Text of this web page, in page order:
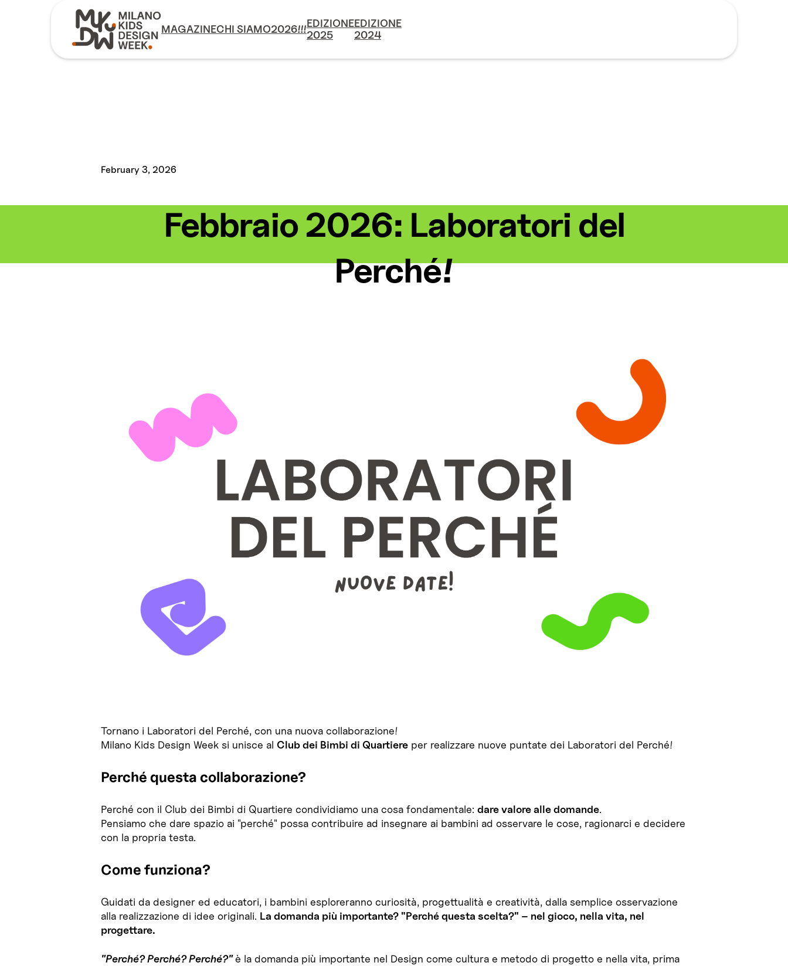
MAGAZINECHI SIAMO2026!!!EDIZIONE
2025
EDIZIONE
2024
February 3, 2026
Febbraio 2026: Laboratori del
Perché!
Tornano i Laboratori del Perché, con una nuova collaborazione!
Milano Kids Design Week si unisce al Club dei Bimbi di Quartiere per realizzare nuove puntate dei Laboratori del Perché!
Perché questa collaborazione?
Perché con il Club dei Bimbi di Quartiere condividiamo una cosa fondamentale: dare valore alle domande.
Pensiamo che dare spazio ai "perché" possa contribuire ad insegnare ai bambini ad osservare le cose, ragionarci e decidere
con la propria testa.
Come funziona?
Guidati da designer ed educatori, i bambini esploreranno curiosità, progettualità e creatività, dalla semplice osservazione
alla realizzazione di idee originali. La domanda più importante? "Perché questa scelta?" – nel gioco, nella vita, nel
progettare.
"Perché? Perché? Perché?"è la domanda più importante nel Design come cultura e metodo di progetto e nella vita, prima